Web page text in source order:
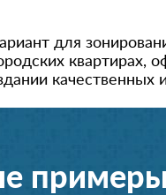
для
квартирах,